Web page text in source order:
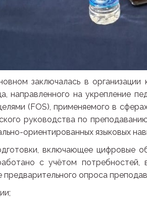
заключалась в
направленного на укрепление
(FOS), применяемого в
руководства по
ориентированных языковых
включающее цифровые
с учётом потребностей,
опроса